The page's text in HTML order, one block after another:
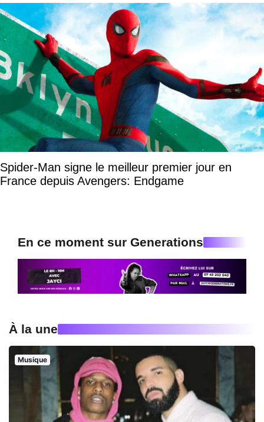
Spider-Man signe le meilleur premier jour en
France depuis Avengers: Endgame
En ce moment sur Generations
À la une
Musique